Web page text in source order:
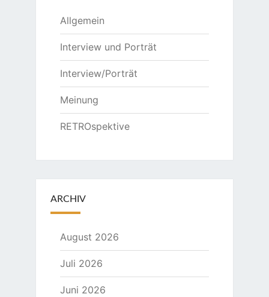
Allgemein
Interview und Porträt
Interview/Porträt
Meinung
RETROspektive
ARCHIV
August 2026
Juli 2026
Juni 2026